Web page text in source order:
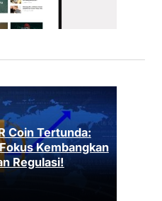
Coin Tertunda:
Kembangkan
Regulasi!